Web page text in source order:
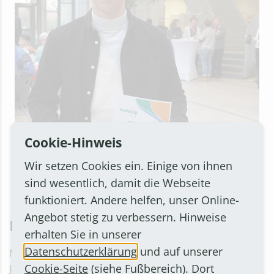
Preisträger Nils Bargon
Nils Bargon
Nils Bargon ist mit seinen 21 Jahren bereits seit fünf
Jahren als ehrenamtlicher Jugendtrainer, Co-
Cookie-Hinweis
Wir setzen Cookies ein. Einige von ihnen
sind wesentlich, damit die Webseite
funktioniert. Andere helfen, unser Online-
Angebot stetig zu verbessern. Hinweise
erhalten Sie in unserer
Datenschutzerklärung und auf unserer
Cookie-Seite (siehe Fußbereich). Dort